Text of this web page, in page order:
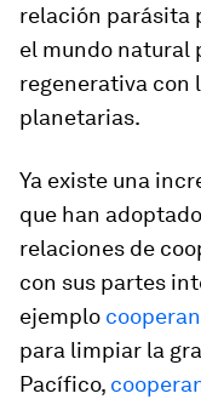
relación parásita
el mundo natural
regenerativa con
planetarias.
Ya existe una
que han
relaciones de
con sus partes
ejemplo
para limpiar la
Pacífico,